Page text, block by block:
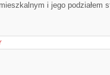
i jego podziałem